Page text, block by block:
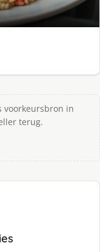
voorkeursbron in
terug.